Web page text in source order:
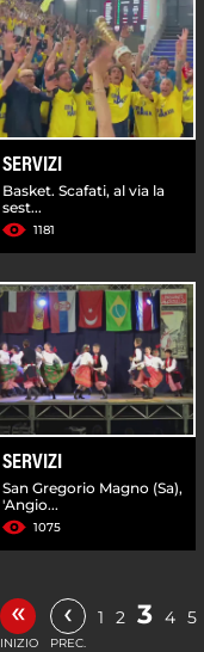
SERVIZI
Basket. Scafati, al via la
sest...
1181
SERVIZI
San Gregorio Magno (Sa),
'Angio...
1075
«
INIZIO
‹
PREC.
1 2 3 4 5